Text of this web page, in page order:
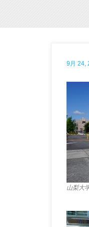
9月 24,
山梨大